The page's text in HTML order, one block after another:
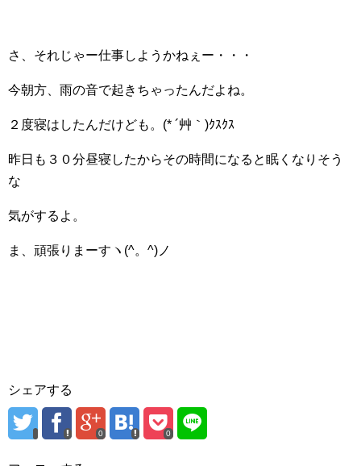
さ、それじゃー仕事しようかねぇー・・・
今朝方、雨の音で起きちゃったんだよね。
２度寝はしたんだけども。(* ´艸｀)ｸｽｸｽ
昨日も３０分昼寝したからその時間になると眠くなりそう
な
気がするよ。
ま、頑張りまーすヽ(^。^)ノ
シェアする
0 0